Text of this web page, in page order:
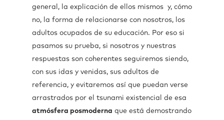
general, la explicación de ellos mismos y, cómo
no, la forma de relacionarse con nosotros, los
adultos ocupados de su educación. Por eso si
pasamos su prueba, si nosotros y nuestras
respuestas son coherentes seguiremos siendo,
con sus idas y venidas, sus adultos de
referencia, y evitaremos así que puedan verse
arrastrados por el tsunami existencial de esa
atmósfera posmoderna que está demostrando